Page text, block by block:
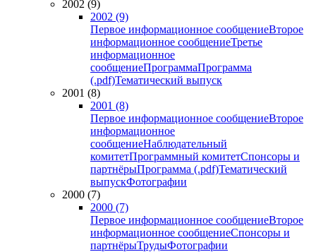
2002 (9)
2002 (9)
Первое информационное сообщениеВторое
информационное сообщениеТретье
информационное
сообщениеПрограммаПрограмма
(.pdf)Тематический выпуск
2001 (8)
2001 (8)
Первое информационное сообщениеВторое
информационное
сообщениеНаблюдательный
комитетПрограммный комитетСпонсоры и
партнёрыПрограмма (.pdf)Тематический
выпускФотографии
2000 (7)
2000 (7)
Первое информационное сообщениеВторое
информационное сообщениеСпонсоры и
партнёрыТрудыФотографии